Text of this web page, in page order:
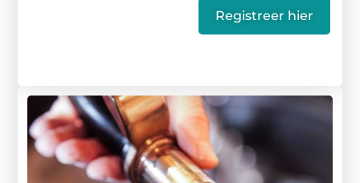
Registreer hier